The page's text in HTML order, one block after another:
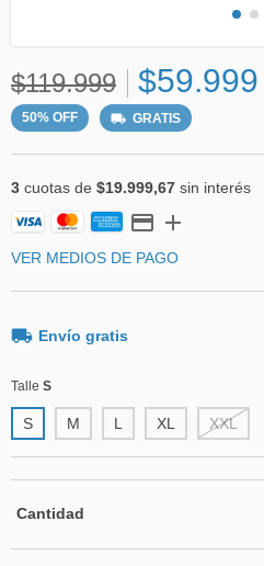
$119.999 $59.999
50% OFF GRATIS
3 cuotas de $19.999,67 sin interés
VER MEDIOS DE PAGO
Envío gratis
Talle S
S M L XL XXL
Cantidad